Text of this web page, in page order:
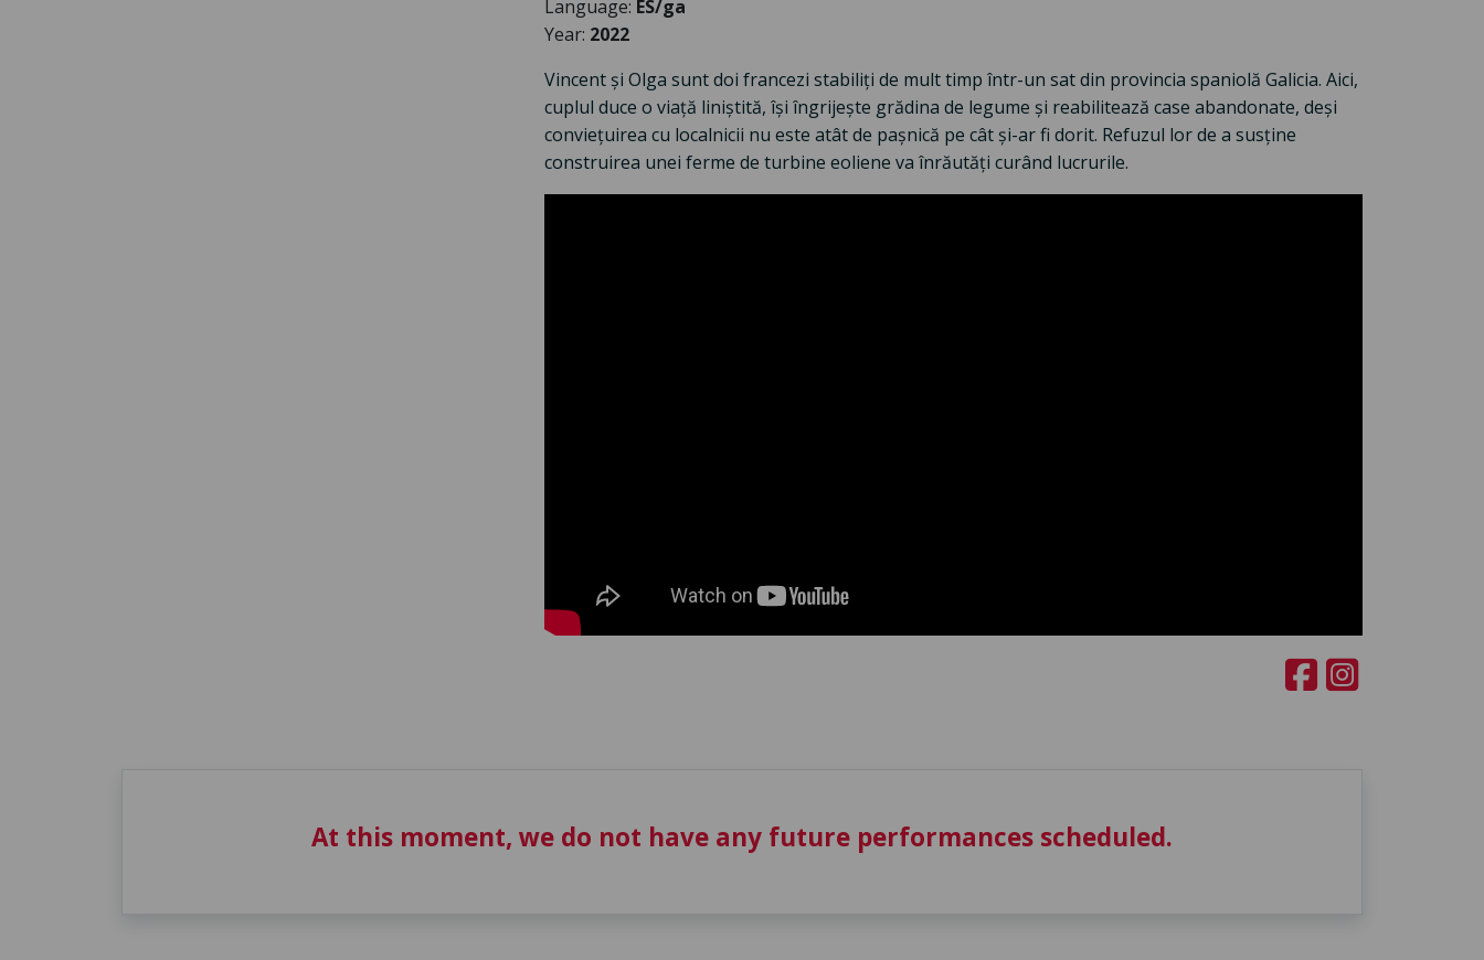
Language: ES/ga
Year: 2022
Vincent și Olga sunt doi francezi stabiliți de mult timp într-un sat din provincia spaniolă Galicia. Aici,
cuplul duce o viață liniștită, își îngrijește grădina de legume și reabilitează case abandonate, deși
conviețuirea cu localnicii nu este atât de pașnică pe cât și-ar fi dorit. Refuzul lor de a susține
construirea unei ferme de turbine eoliene va înrăutăți curând lucrurile.
At this moment, we do not have any future performances scheduled.